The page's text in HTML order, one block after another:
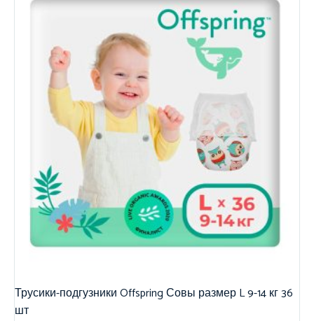
Трусики-подгузники Offspring Совы размер L 9-14 кг 36
шт